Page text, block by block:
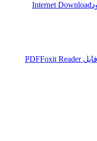
Internet
Foxit Reader